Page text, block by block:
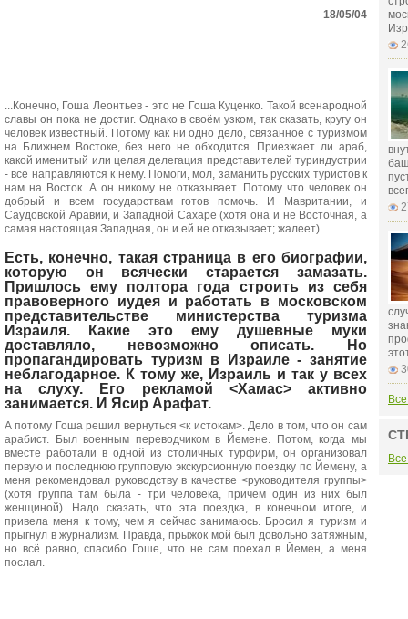
18/05/04
...Конечно, Гоша Леонтьев - это не Гоша Куценко. Такой всенародной
славы он пока не достиг. Однако в своём узком, так сказать, кругу он
человек известный. Потому как ни одно дело, связанное с туризмом
на Ближнем Востоке, без него не обходится. Приезжает ли араб,
какой именитый или целая делегация представителей туриндустрии
- все направляются к нему. Помоги, мол, заманить русских туристов к
нам на Восток. А он никому не отказывает. Потому что человек он
добрый и всем государствам готов помочь. И Мавритании, и
Саудовской Аравии, и Западной Сахаре (хотя она и не Восточная, а
самая настоящая Западная, он и ей не отказывает; жалеет).
Есть, конечно, такая страница в его биографии,
которую он всячески старается замазать.
Пришлось ему полтора года строить из себя
правоверного иудея и работать в московском
представительстве министерства туризма
Израиля. Какие это ему душевные муки
доставляло, невозможно описать. Но
пропагандировать туризм в Израиле - занятие
неблагодарное. К тому же, Израиль и так у всех
на слуху. Его рекламой <Хамас> активно
занимается. И Ясир Арафат.
А потому Гоша решил вернуться <к истокам>. Дело в том, что он сам
арабист. Был военным переводчиком в Йемене. Потом, когда мы
вместе работали в одной из столичных турфирм, он организовал
первую и последнюю групповую экскурсионную поездку по Йемену, а
меня рекомендовал руководству в качестве <руководителя группы>
(хотя группа там была - три человека, причем один из них был
женщиной). Надо сказать, что эта поездка, в конечном итоге, и
привела меня к тому, чем я сейчас занимаюсь. Бросил я туризм и
прыгнул в журнализм. Правда, прыжок мой был довольно затяжным,
но всё равно, спасибо Гоше, что не сам поехал в Йемен, а меня
послал.